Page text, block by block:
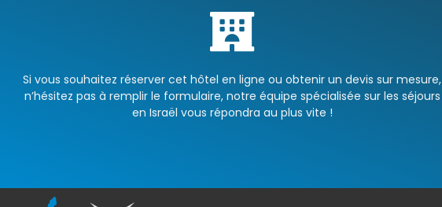
Si vous souhaitez réserver cet hôtel en ligne ou obtenir un devis sur mesure,
n’hésitez pas à remplir le formulaire, notre équipe spécialisée sur les séjours
en Israël vous répondra au plus vite !